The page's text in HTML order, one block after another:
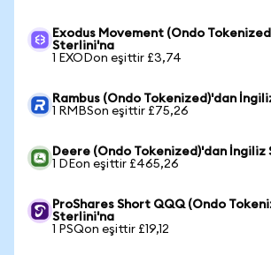
Exodus Movement (Ondo
Sterlini'na
1 EXODon eşittir £3,74
Rambus (Ondo Tokenized)'dan
1 RMBSon eşittir £75,26
Deere (Ondo Tokenized)'dan İngiliz
1 DEon eşittir £465,26
ProShares Short QQQ (Ondo
Sterlini'na
1 PSQon eşittir £19,12